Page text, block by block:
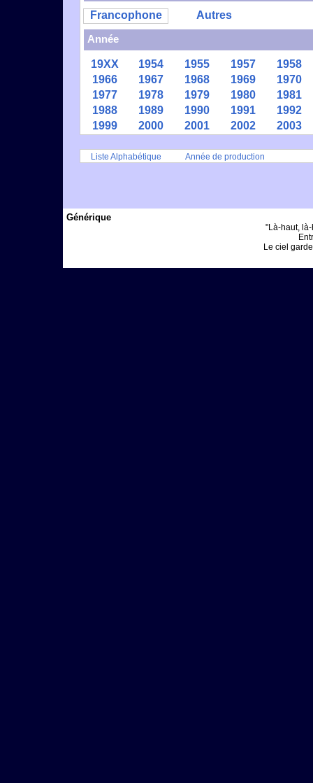
Francophone
Autres
Année
19XX 1954 1955 1957
1958
1966
1967 1968 1969
1970
1977
1978 1979 1980
1981
1988
1989 1990 1991
1992
1999
2000 2001 2002 2003
Liste Alphabétique Année de production
Générique
"Là-haut,
Le ciel